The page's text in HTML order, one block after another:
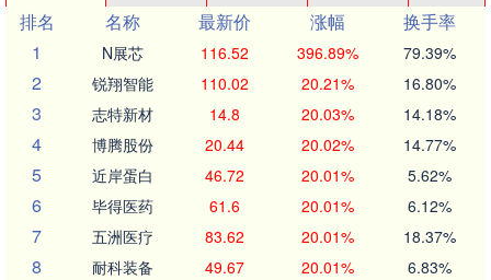
排名
名称 最新价 涨幅
换手率
1
N展芯 116.52 396.89% 79.39%
2 锐翔智能 110.02 20.21% 16.80%
3 志特新材 14.8 20.03% 14.18%
4 博腾股份 20.44 20.02% 14.77%
5 近岸蛋白 46.72 20.01% 5.62%
6 毕得医药 61.6 20.01% 6.12%
7 五洲医疗 83.62 20.01% 18.37%
8 耐科装备 49.67 20.01% 6.83%